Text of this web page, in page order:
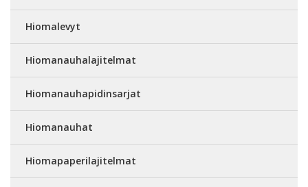
Hiomalevyt
Hiomanauhalajitelmat
Hiomanauhapidinsarjat
Hiomanauhat
Hiomapaperilajitelmat